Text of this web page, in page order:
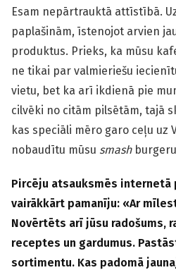
Esam nepārtrauktā attīstībā.
paplašinām, īstenojot arvien
produktus. Prieks, ka mūsu
ne tikai par valmieriešu
vietu, bet ka arī ikdienā pie
cilvēki no citām pilsētām, tajā
kas speciāli mēro garo ceļu uz
nobaudītu mūsu smash
Pircēju atsauksmēs internetā
vairākkārt pamanīju: «Ar
Novērtēts arī jūsu radošums,
receptes un gardumus.
sortimentu. Kas padomā